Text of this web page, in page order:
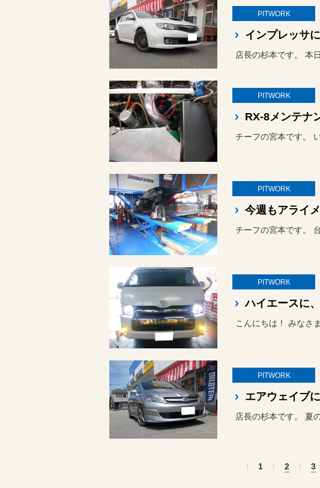
PITWORK
インプレッサ
店長の杉本です。 本
PITWORK
RX-8メンテナ
チーフの宮本です。
PITWORK
今週もアライ
チーフの宮本です。
PITWORK
こんにちは！ みなさ
PITWORK
エアウェイブ
店長の杉本です。 夏
1 2 3